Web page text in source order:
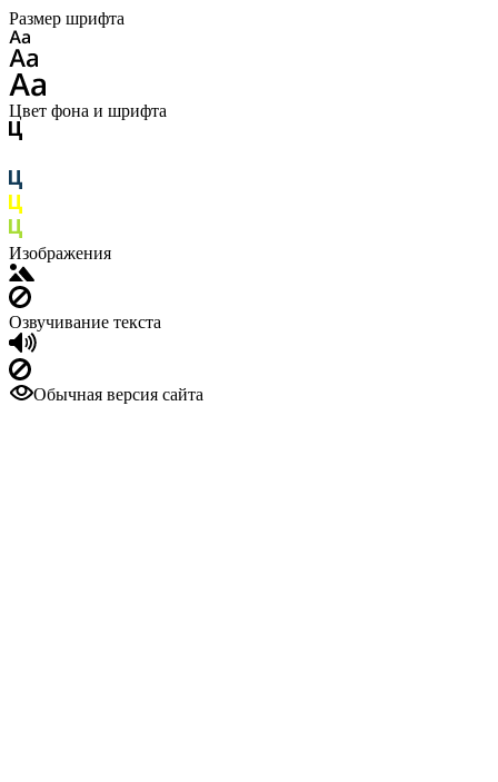
Размер шрифта
Цвет фона и шрифта
Изображения
Озвучивание текста
Обычная версия сайта